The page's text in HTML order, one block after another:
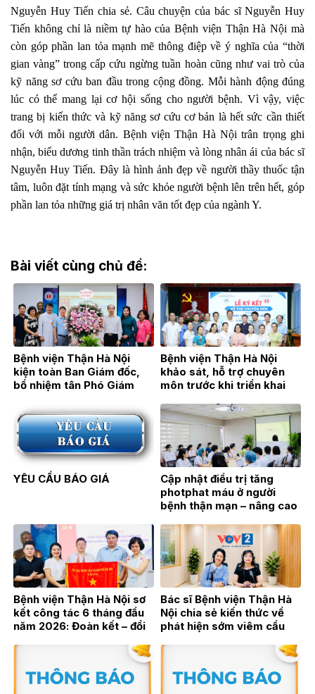
Nguyễn Huy Tiến chia sẻ. Câu chuyện của bác sĩ Nguyễn Huy
Tiến không chỉ là niềm tự hào của Bệnh viện Thận Hà Nội mà
còn góp phần lan tỏa mạnh mẽ thông điệp về ý nghĩa của “thời
gian vàng” trong cấp cứu ngừng tuần hoàn cũng như vai trò của
kỹ năng sơ cứu ban đầu trong cộng đồng. Mỗi hành động đúng
lúc có thể mang lại cơ hội sống cho người bệnh. Vì vậy, việc
trang bị kiến thức và kỹ năng sơ cứu cơ bản là hết sức cần thiết
đối với mỗi người dân. Bệnh viện Thận Hà Nội trân trọng ghi
nhận, biểu dương tinh thần trách nhiệm và lòng nhân ái của bác sĩ
Nguyễn Huy Tiến. Đây là hình ảnh đẹp về người thầy thuốc tận
tâm, luôn đặt tính mạng và sức khỏe người bệnh lên trên hết, góp
phần lan tỏa những giá trị nhân văn tốt đẹp của ngành Y.
Bài viết cùng chủ đề:
Bệnh viện Thận Hà Nội
kiện toàn Ban Giám đốc,
bổ nhiệm tân Phó Giám
Bích Hằng
Bệnh viện Thận Hà Nội
khảo sát, hỗ trợ chuyên
môn trước khi triển khai
tại Bệnh viện Đa khoa Hoài
Đức
YÊU CẦU BÁO GIÁ
Cập nhật điều trị tăng
photphat máu ở người
bệnh thận mạn – nâng cao
hành lâm sàng
Bệnh viện Thận Hà Nội sơ
kết công tác 6 tháng đầu
năm 2026: Đoàn kết – đổi
triển bền vững
Bác sĩ Bệnh viện Thận Hà
Nội chia sẻ kiến thức về
phát hiện sớm viêm cầu
trực tiếp VOV2